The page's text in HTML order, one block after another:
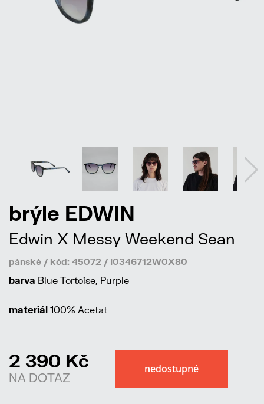
brýle EDWIN
Edwin X Messy Weekend Sean
pánské / kód: 45072 / I0346712W0X80
barva Blue Tortoise, Purple
materiál 100% Acetat
2 390 Kč
NA DOTAZ